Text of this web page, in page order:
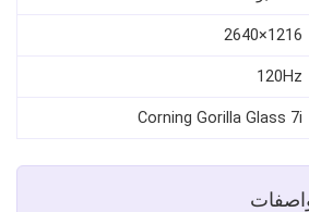
1216×2640
120Hz
Corning Gorilla Glass 7i